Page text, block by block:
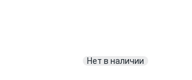
Нет в наличии